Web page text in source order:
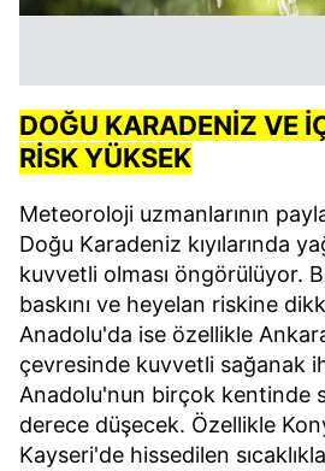
DOĞU KARADENİZ VE
RİSK YÜKSEK
Meteoroloji uzmanlarının
Doğu Karadeniz kıyılarında
kuvvetli olması öngörülüyor.
baskını ve heyelan riskine
Anadolu'da ise özellikle
çevresinde kuvvetli sağanak
Anadolu'nun birçok kentinde
derece düşecek. Özellikle
Kayseri'de hissedilen